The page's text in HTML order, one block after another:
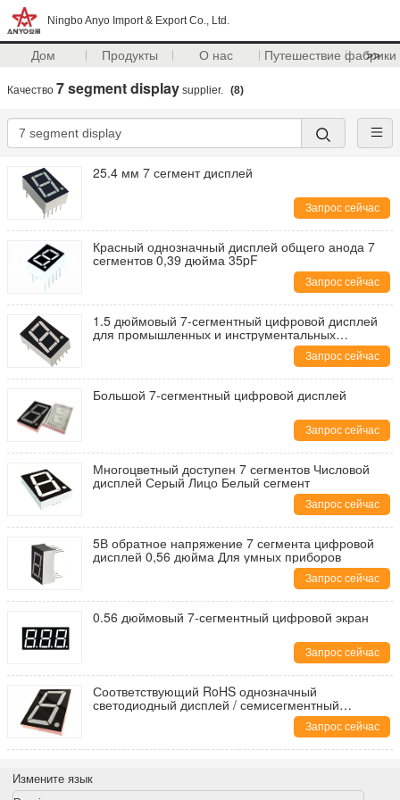
Ningbo Anyo Import & Export Co., Ltd.
Дом Продукты О нас Путешествие фабрики
>>
Качество 7 segment display supplier. (8)
25.4 мм 7 сегмент дисплей
Запрос сейчас
Красный однозначный дисплей общего анода 7
сегментов 0,39 дюйма 35pF
Запрос сейчас
1.5 дюймовый 7-сегментный цифровой дисплей
для промышленных и инструментальных
Запрос сейчас
Большой 7-сегментный цифровой дисплей
Запрос сейчас
Многоцветный доступен 7 сегментов Числовой
дисплей Серый Лицо Белый сегмент
Запрос сейчас
5В обратное напряжение 7 сегмента цифровой
дисплей 0,56 дюйма Для умных приборов
Запрос сейчас
0.56 дюймовый 7-сегментный цифровой экран
Запрос сейчас
Соответствующий RoHS однозначный
светодиодный дисплей / семисегментный
светодиодный дисплей высотой 1,5 дюйма
Запрос сейчас
Измените язык